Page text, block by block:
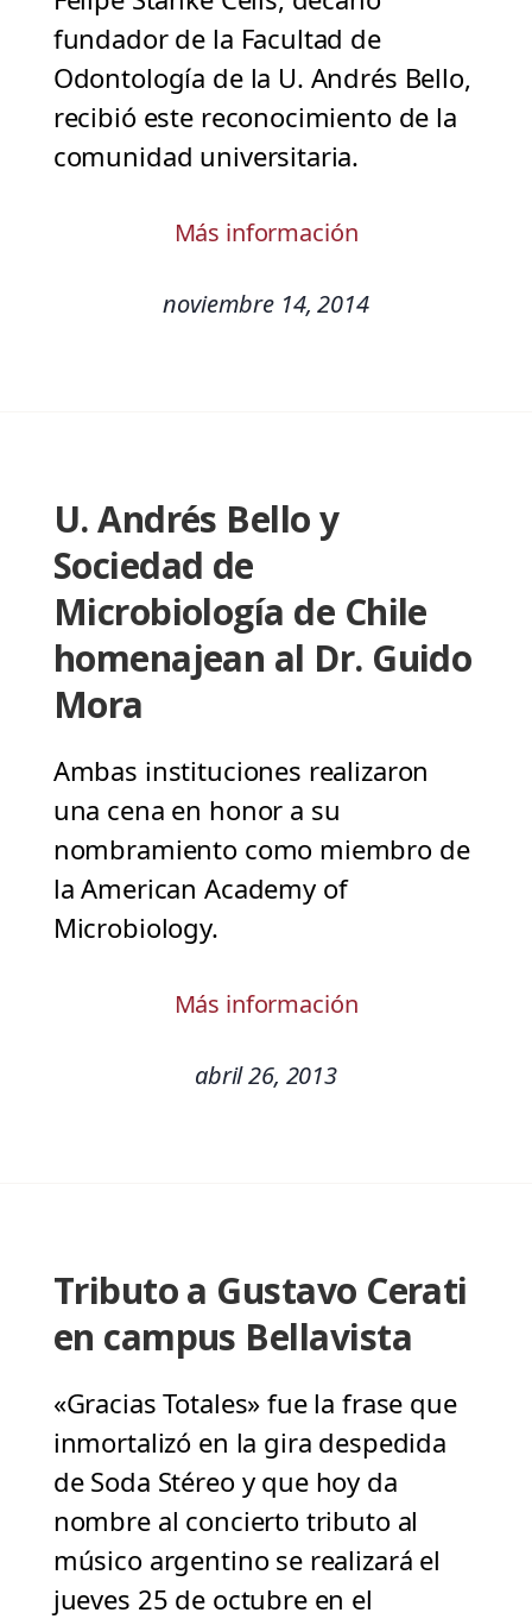
fundador de la Facultad de
Odontología de la U. Andrés Bello,
recibió este reconocimiento de la
comunidad universitaria.
Más información
noviembre 14, 2014
U. Andrés Bello y
Sociedad de
Microbiología de Chile
homenajean al Dr. Guido
Mora
Ambas instituciones realizaron
una cena en honor a su
nombramiento como miembro de
la American Academy of
Microbiology.
Más información
abril 26, 2013
Tributo a Gustavo Cerati
en campus Bellavista
«Gracias Totales» fue la frase que
inmortalizó en la gira despedida
de Soda Stéreo y que hoy da
nombre al concierto tributo al
músico argentino se realizará el
jueves 25 de octubre en el